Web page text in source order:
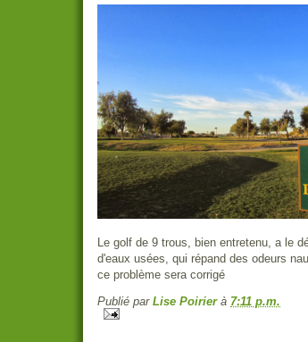
Le golf de 9 trous, bien entretenu, a le
d'eaux usées, qui répand des odeurs
ce problème sera corrigé
Publié par Lise Poirier à 7:11 p.m.